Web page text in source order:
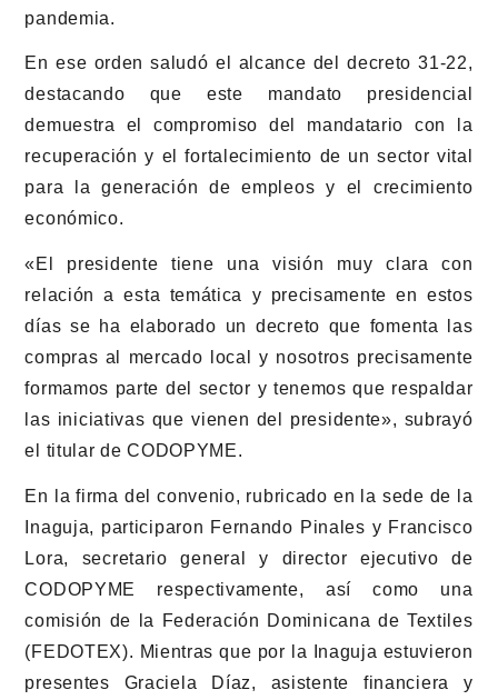
pandemia.
En ese orden saludó el alcance del decreto 31-22,
destacando que este mandato presidencial
demuestra el compromiso del mandatario con la
recuperación y el fortalecimiento de un sector vital
para la generación de empleos y el crecimiento
económico.
«El presidente tiene una visión muy clara con
relación a esta temática y precisamente en estos
días se ha elaborado un decreto que fomenta las
compras al mercado local y nosotros precisamente
formamos parte del sector y tenemos que respaldar
las iniciativas que vienen del presidente», subrayó
el titular de CODOPYME.
En la firma del convenio, rubricado en la sede de la
Inaguja, participaron Fernando Pinales y Francisco
Lora, secretario general y director ejecutivo de
CODOPYME respectivamente, así como una
comisión de la Federación Dominicana de Textiles
(FEDOTEX). Mientras que por la Inaguja estuvieron
presentes Graciela Díaz, asistente financiera y